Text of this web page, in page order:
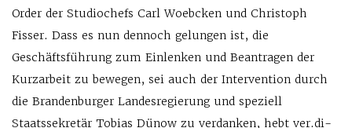
Order der Studiochefs Carl Woebcken und Christoph
Fisser. Dass es nun dennoch gelungen ist, die
Geschäftsführung zum Einlenken und Beantragen der
Kurzarbeit zu bewegen, sei auch der Intervention durch
die Brandenburger Landesregierung und speziell
Staatssekretär Tobias Dünow zu verdanken, hebt ver.di-